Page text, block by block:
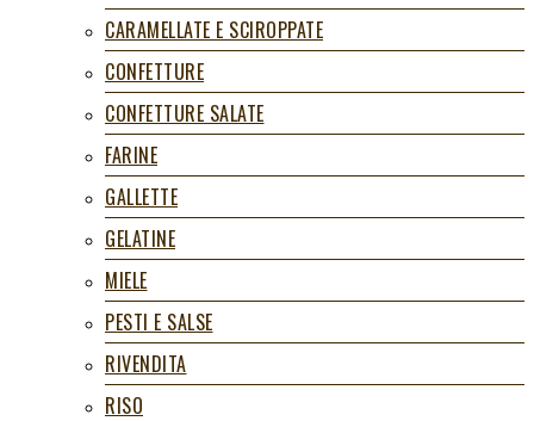
CARAMELLATE E SCIROPPATE
CONFETTURE
CONFETTURE SALATE
FARINE
GALLETTE
GELATINE
MIELE
PESTI E SALSE
RIVENDITA
RISO